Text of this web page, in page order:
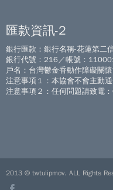
匯款資訊-2
銀行匯款：銀行名稱-花蓮第二
銀行代號：216／帳號：
戶名：台灣鬱金香動作障礙關
注意事項１：本協會不會主動
注意事項２：任何問題請致
2013 © twtulipmov. ALL Rights